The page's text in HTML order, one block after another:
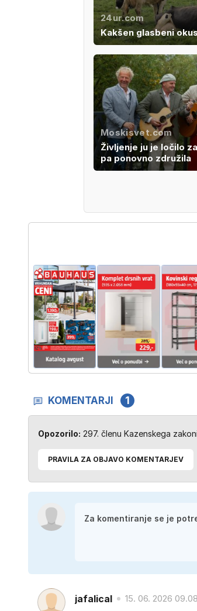
24ur.com
Kakšen glasbeni
Moskisvet.com
Življenje ju je ločilo
pa ponovno združila
KOMENTARJI 1
Opozorilo: 297. členu Kazenskega
PRAVILA ZA OBJAVO KOMENTARJEV
jafalical 15. 06. 2026 09.08